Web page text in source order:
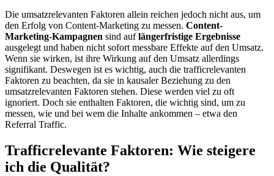
Die umsatzrelevanten Faktoren allein reichen jedoch nicht aus, um
den Erfolg von Content-Marketing zu messen. Content-
Marketing-Kampagnen sind auflängerfristige Ergebnisse
ausgelegt und haben nicht sofort messbare Effekte auf den Umsatz.
Wenn sie wirken, ist ihre Wirkung auf den Umsatz allerdings
signifikant. Deswegen ist es wichtig, auch die trafficrelevanten
Faktoren zu beachten, da sie in kausaler Beziehung zu den
umsatzrelevanten Faktoren stehen. Diese werden viel zu oft
ignoriert. Doch sie enthalten Faktoren, die wichtig sind, um zu
messen, wie und bei wem die Inhalte ankommen – etwa den
Referral Traffic.
Trafficrelevante Faktoren: Wie steigere
ich die Qualität?